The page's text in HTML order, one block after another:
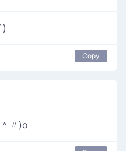
Copy
〃)o